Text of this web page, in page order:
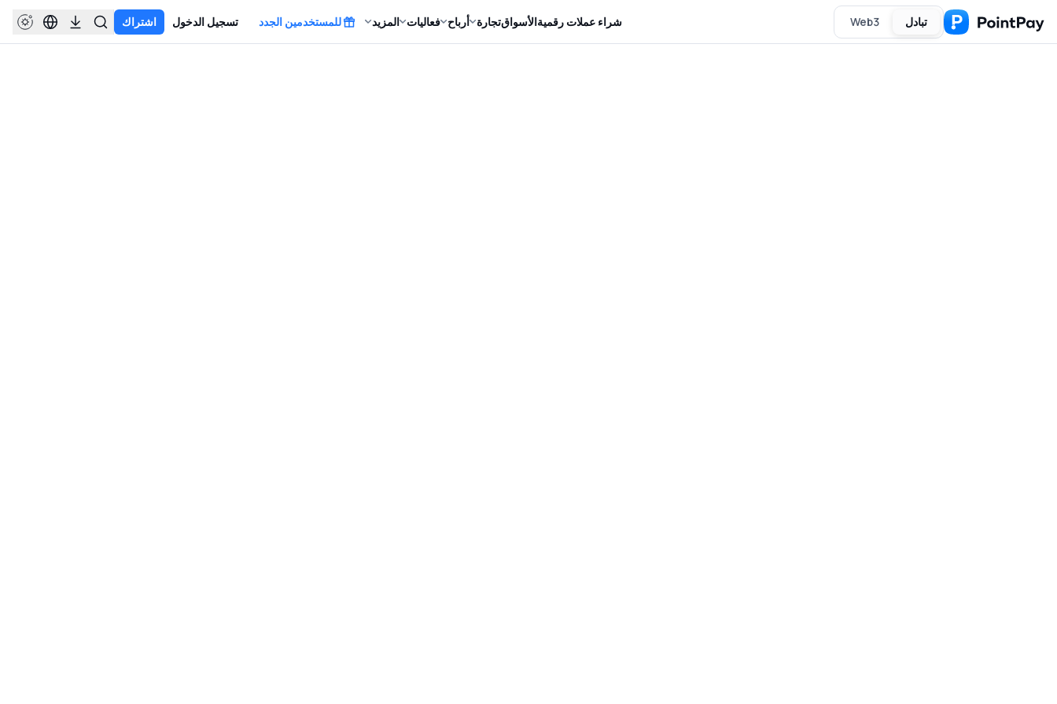
تبادل Web3 شراء عملات رقميةالأسواقتجارة أرباح فعاليات المزيد للمستخدمين الجدد تسجيل الدخول اشتراك